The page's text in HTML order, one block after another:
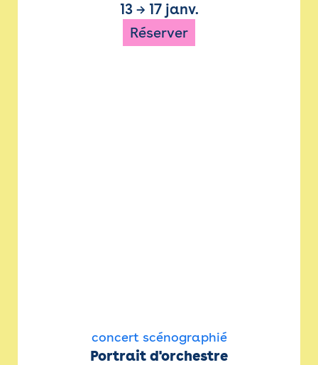
13→ 17 janv.
Réserver
concert scénographié
Portrait d'orchestre